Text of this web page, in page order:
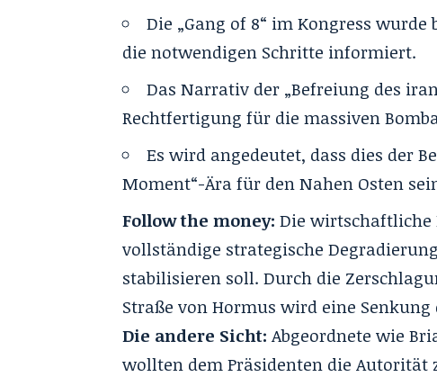
Die „Gang of 8“ im Kongress
die notwendigen Schritte informiert.
Das Narrativ der „Befreiung des
Rechtfertigung für die massiven
Es wird angedeutet, dass dies der
Moment“-Ära für den Nahen Osten
Follow the money: Die wirtschaftliche
vollständige strategische
stabilisieren soll. Durch die
Straße von Hormus wird eine
Die andere Sicht: Abgeordnete wie
wollten dem Präsidenten die Autorität